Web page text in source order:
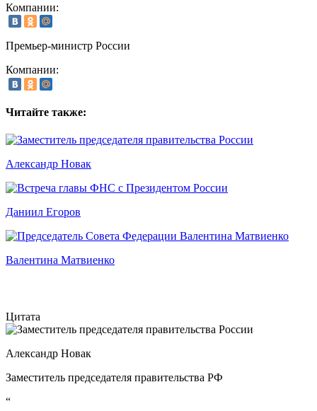
Компании:
Премьер-министр России
Компании:
Читайте также:
Александр Новак
Даниил Егоров
Валентина Матвиенко
Цитата
Александр Новак
Заместитель председателя правительства РФ
“